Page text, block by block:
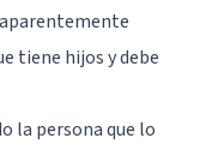
tiene hijos y debe
la persona que lo